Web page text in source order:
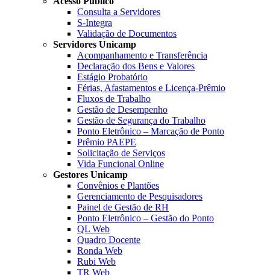
Consulta a Servidores
S-Integra
Validação de Documentos
Servidores Unicamp
Acompanhamento e Transferência
Declaração dos Bens e Valores
Estágio Probatório
Férias, Afastamentos e Licença-Prêmio
Fluxos de Trabalho
Gestão de Desempenho
Gestão de Segurança do Trabalho
Ponto Eletrônico – Marcação de Ponto
Prêmio PAEPE
Solicitação de Serviços
Vida Funcional Online
Gestores Unicamp
Convênios e Plantões
Gerenciamento de Pesquisadores
Painel de Gestão de RH
Ponto Eletrônico – Gestão do Ponto
QL Web
Quadro Docente
Ronda Web
Rubi Web
TR Web